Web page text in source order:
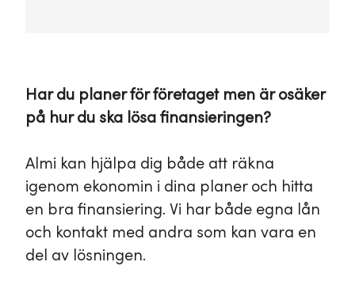
Har du planer för företaget men är osäker
på hur du ska lösa finansieringen?
Almi kan hjälpa dig både att räkna
igenom ekonomin i dina planer och hitta
en bra finansiering. Vi har både egna lån
och kontakt med andra som kan vara en
del av lösningen.